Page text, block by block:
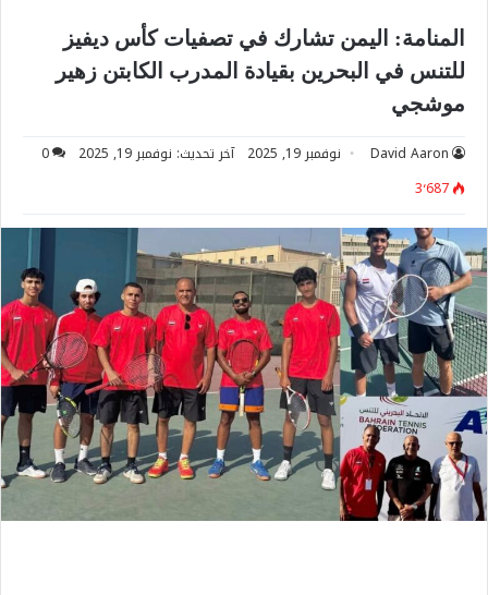
المنامة: اليمن تشارك في تصفيات كأس ديفيز
للتنس في البحرين بقيادة المدرب الكابتن زهير
موشجي
David Aaron نوفمبر 19, 2025 آخر تحديث: نوفمبر 19, 2025
0
3٬687